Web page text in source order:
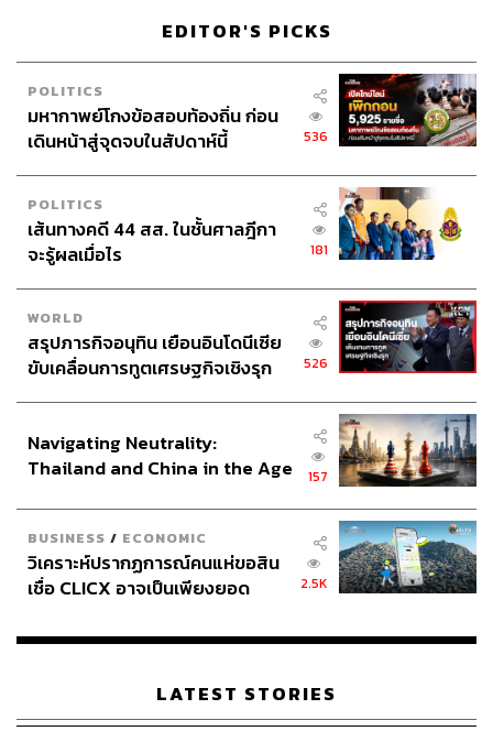
EDITOR'S PICKS
POLITICS
มหากาพย์โกงข้อสอบท้องถิ่น ก่อน
เดินหน้าสู่จุดจบในสัปดาห์นี้
536
POLITICS
เส้นทางคดี 44 สส. ในชั้นศาลฎีกา
จะรู้ผลเมื่อไร
181
WORLD
สรุปภารกิจอนุทิน เยือนอินโดนีเซีย
ขับเคลื่อนการทูตเศรษฐกิจเชิงรุก
526
Navigating Neutrality:
Thailand and China in the Age
157
BUSINESS / ECONOMIC
วิเคราะห์ปรากฏการณ์คนแห่ขอสิน
เชื่อ CLICX อาจเป็นเพียงยอด
เรือนไทยที่ถูกซุกไว้
2.5K
LATEST STORIES